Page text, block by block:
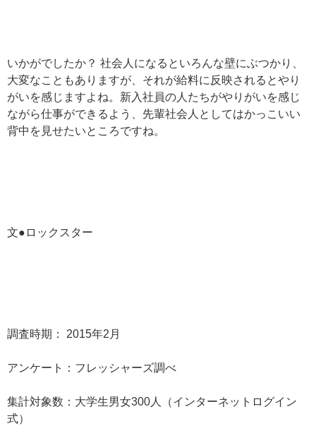
いかがでしたか？ 社会人になるといろんな壁にぶつかり、
大変なこともありますが、それが給料に反映されるとやり
がいを感じますよね。新入社員の人たちがやりがいを感じ
ながら仕事ができるよう、先輩社会人としてはかっこいい
背中を見せたいところですね。
文●ロックスター
調査時期： 2015年2月
アンケート：フレッシャーズ調べ
集計対象数：大学生男女300人（インターネットログイン
式）